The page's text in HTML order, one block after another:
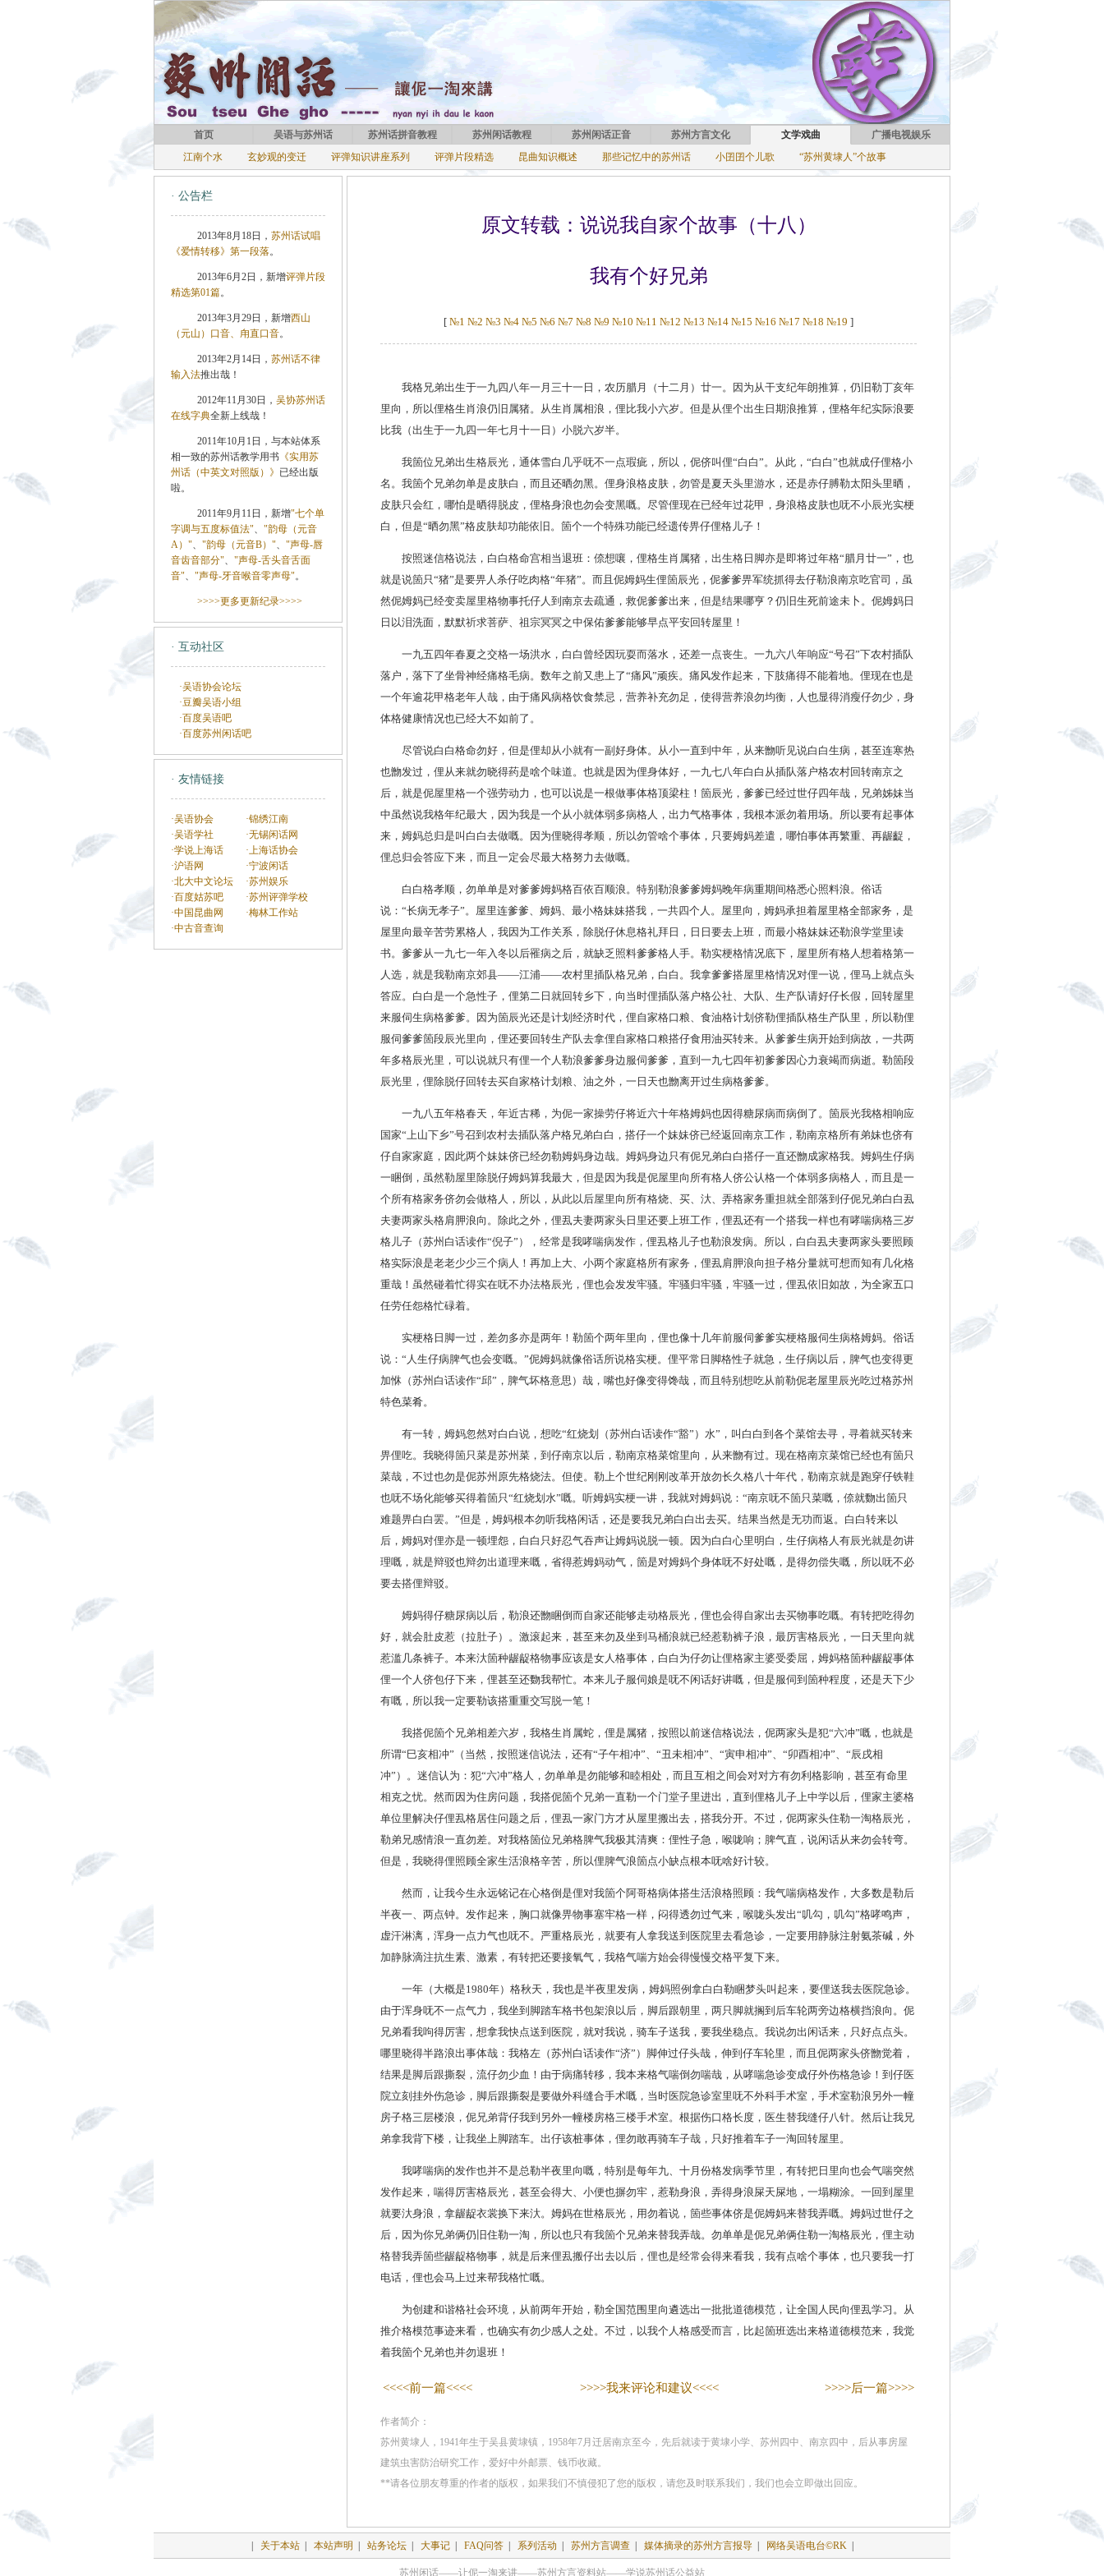
首页 吴语与苏州话 苏州话拼音教程 苏州闲话教程 苏州闲话正音 苏州方言文化 文学戏曲
广播电视娱乐
江南个水
玄妙观的变迁 评弹知识讲座系列 评弹片段精选 昆曲知识概述 那些记忆中的苏州话 小囝囝个儿歌 “苏州黄埭人”个故事
· 公告栏
2013年8月18日， 苏州话试唱
《爱情转移》第一段落。
2013年6月2日，新增评弹片段
精选第01篇。
2013年3月29日，新增西山
（元山）口音、甪直口音。
2013年2月14日， 苏州话不律
输入法推出哉！
2012年11月30日， 吴协苏州话
在线字典全新上线哉！
2011年10月1日，与本站体系
相一致的苏州话教学用书 《实用苏
州话（中英文对照版）》 已经出版
啦。
2011年9月11日，新增"七个单
字调与五度标值法"、 "韵母（元音
A）"、 "韵母（元音B）"、 "声母-唇
音齿音部分"、 "声母-舌头音舌面
音"、 "声母-牙音喉音零声母"。
>>>>更多更新纪录>>>>
· 互动社区
·吴语协会论坛
·豆瓣吴语小组
·百度吴语吧
·百度苏州闲话吧
· 友情链接
·吴语协会
·锦绣江南
·吴语学社
·无锡闲话网
·学说上海话
·上海话协会
·沪语网
·宁波闲话
·北大中文论坛
·苏州娱乐
·百度姑苏吧
·苏州评弹学校
·中国昆曲网
·梅林工作站
·中古音查询
原文转载：说说我自家个故事（十八）
我有个好兄弟
[ №1 №2 №3 №4 №5 №6 №7 №8 №9 №10 №11 №12 №13 №14 №15 №16 №17 №18 №19 ]
我格兄弟出生于一九四八年一月三十一日，农历腊月（十二月）廿一。因为从干支纪年朗推算，仍旧勒丁亥年
里向，所以俚格生肖浪仍旧属猪。从生肖属相浪，俚比我小六岁。但是从俚个出生日期浪推算，俚格年纪实际浪要
比我（出生于一九四一年七月十一日）小脱六岁半。
我箇位兄弟出生格辰光，通体雪白几乎呒不一点瑕疵，所以，伲侪叫俚“白白”。从此，“白白”也就成仔俚格小
名。我箇个兄弟勿单是皮肤白，而且还晒勿黑。俚身浪格皮肤，勿管是夏天头里游水，还是赤仔膊勒太阳头里晒，
皮肤只会红，哪怕是晒得脱皮，俚格身浪也勿会变黑嘅。尽管俚现在已经年过花甲，身浪格皮肤也呒不小辰光实梗
白，但是“晒勿黑”格皮肤却功能依旧。箇个一个特殊功能已经遗传畀仔俚格儿子！
按照迷信格说法，白白格命宫相当退班：倷想嚷，俚格生肖属猪，出生格日脚亦是即将过年格“腊月廿一”，也
就是说箇只“猪”是要畀人杀仔吃肉格“年猪”。而且伲姆妈生俚箇辰光，伲爹爹畀军统抓得去仔勒浪南京吃官司，虽
然伲姆妈已经变卖屋里格物事托仔人到南京去疏通，救伲爹爹出来，但是结果哪亨？仍旧生死前途未卜。伲姆妈日
日以泪洗面，默默祈求菩萨、祖宗冥冥之中保佑爹爹能够早点平安回转屋里！
一九五四年春夏之交格一场洪水，白白曾经因玩耍而落水，还差一点丧生。一九六八年响应“号召”下农村插队
落户，落下了坐骨神经痛格毛病。数年之前又患上了“痛风”顽疾。痛风发作起来，下肢痛得不能着地。俚现在也是
一个年逾花甲格老年人哉，由于痛风病格饮食禁忌，营养补充勿足，使得营养浪勿均衡，人也显得消瘦仔勿少，身
体格健康情况也已经大不如前了。
尽管说白白格命勿好，但是俚却从小就有一副好身体。从小一直到中年，从来朆听见说白白生病，甚至连寒热
也朆发过，俚从来就勿晓得药是啥个味道。也就是因为俚身体好，一九七八年白白从插队落户格农村回转南京之
后，就是伲屋里格一个强劳动力，也可以说是一根做事体格顶梁柱！箇辰光，爹爹已经过世仔四年哉，兄弟姊妹当
中虽然说我格年纪最大，因为我是一个从小就体弱多病格人，出力气格事体，我根本派勿着用场。所以要有起事体
来，姆妈总归是叫白白去做嘅。因为俚晓得孝顺，所以勿管啥个事体，只要姆妈差遣，哪怕事体再繁重、再龌齪，
俚总归会答应下来，而且一定会尽最大格努力去做嘅。
白白格孝顺，勿单单是对爹爹姆妈格百依百顺浪。特别勒浪爹爹姆妈晚年病重期间格悉心照料浪。俗话
说：“长病无孝子”。屋里连爹爹、姆妈、最小格妹妹搭我，一共四个人。屋里向，姆妈承担着屋里格全部家务，是
屋里向最辛苦劳累格人，我因为工作关系，除脱仔休息格礼拜日，日日要去上班，而最小格妹妹还勒浪学堂里读
书。爹爹从一九七一年入冬以后罹病之后，就缺乏照料爹爹格人手。勒实梗格情况底下，屋里所有格人想着格第一
人选，就是我勒南京郊县——江浦——农村里插队格兄弟，白白。我拿爹爹搭屋里格情况对俚一说，俚马上就点头
答应。白白是一个急性子，俚第二日就回转乡下，向当时俚插队落户格公社、大队、生产队请好仔长假，回转屋里
来服伺生病格爹爹。因为箇辰光还是计划经济时代，俚自家格口粮、食油格计划侪勒俚插队格生产队里，所以勒俚
服伺爹爹箇段辰光里向，俚还要回转生产队去拿俚自家格口粮搭仔食用油买转来。从爹爹生病开始到病故，一共两
年多格辰光里，可以说就只有俚一个人勒浪爹爹身边服伺爹爹，直到一九七四年初爹爹因心力衰竭而病逝。勒箇段
辰光里，俚除脱仔回转去买自家格计划粮、油之外，一日天也朆离开过生病格爹爹。
一九八五年格春天，年近古稀，为伲一家操劳仔将近六十年格姆妈也因得糖尿病而病倒了。箇辰光我格相响应
国家“上山下乡”号召到农村去插队落户格兄弟白白，搭仔一个妹妹侪已经返回南京工作，勒南京格所有弟妹也侪有
仔自家家庭，因此两个妹妹侪已经勿勒姆妈身边哉。姆妈身边只有伲兄弟白白搭仔一直还朆成家格我。姆妈生仔病
一睏倒，虽然勒屋里除脱仔姆妈算我最大，但是因为我是伲屋里向所有格人侪公认格一个体弱多病格人，而且是一
个所有格家务侪勿会做格人，所以，从此以后屋里向所有格烧、买、汏、弄格家务重担就全部落到仔伲兄弟白白厾
夫妻两家头格肩胛浪向。除此之外，俚厾夫妻两家头日里还要上班工作，俚厾还有一个搭我一样也有哮喘病格三岁
格儿子（苏州白话读作“倪子”），经常是我哮喘病发作，俚厾格儿子也勒浪发病。所以，白白厾夫妻两家头要照顾
格实际浪是老老少少三个病人！再加上大、小两个家庭格所有家务，俚厾肩胛浪向担子格分量就可想而知有几化格
重哉！虽然碰着忙得实在呒不办法格辰光，俚也会发发牢骚。牢骚归牢骚，牢骚一过，俚厾依旧如故，为全家五口
任劳任怨格忙碌着。
实梗格日脚一过，差勿多亦是两年！勒箇个两年里向，俚也像十几年前服伺爹爹实梗格服伺生病格姆妈。俗话
说：“人生仔病脾气也会变嘅。”伲姆妈就像俗话所说格实梗。俚平常日脚格性子就急，生仔病以后，脾气也变得更
加恘（苏州白话读作“邱”，脾气坏格意思）哉，嘴也好像变得馋哉，而且特别想吃从前勒伲老屋里辰光吃过格苏州
特色菜肴。
有一转，姆妈忽然对白白说，想吃“红烧划（苏州白话读作“豁”）水”，叫白白到各个菜馆去寻，寻着就买转来
畀俚吃。我晓得箇只菜是苏州菜，到仔南京以后，勒南京格菜馆里向，从来朆有过。现在格南京菜馆已经也有箇只
菜哉，不过也勿是伲苏州原先格烧法。但使。勒上个世纪刚刚改革开放勿长久格八十年代，勒南京就是跑穿仔铁鞋
也呒不场化能够买得着箇只“红烧划水”嘅。听姆妈实梗一讲，我就对姆妈说：“南京呒不箇只菜嘅，倷就覅出箇只
难题畀白白罢。”但是，姆妈根本勿听我格闲话，还是要我兄弟白白出去买。结果当然是无功而返。白白转来以
后，姆妈对俚亦是一顿埋怨，白白只好忍气吞声让姆妈说脱一顿。因为白白心里明白，生仔病格人有辰光就是勿讲
理嘅，就是辩驳也辩勿出道理来嘅，省得惹姆妈动气，箇是对姆妈个身体呒不好处嘅，是得勿偿失嘅，所以呒不必
要去搭俚辩驳。
姆妈得仔糖尿病以后，勒浪还朆睏倒而自家还能够走动格辰光，俚也会得自家出去买物事吃嘅。有转把吃得勿
好，就会肚皮惹（拉肚子）。激滚起来，甚至来勿及坐到马桶浪就已经惹勒裤子浪，最厉害格辰光，一日天里向就
惹滥几条裤子。本来汏箇种龌龊格物事应该是女人格事体，白白为仔勿让俚格家主婆受委屈，姆妈格箇种龌龊事体
俚一个人侪包仔下来，俚甚至还覅我帮忙。本来儿子服伺娘是呒不闲话好讲嘅，但是服伺到箇种程度，还是天下少
有嘅，所以我一定要勒该搭重重交写脱一笔！
我搭伲箇个兄弟相差六岁，我格生肖属蛇，俚是属猪，按照以前迷信格说法，伲两家头是犯“六冲”嘅，也就是
所谓“巳亥相冲”（当然，按照迷信说法，还有“子午相冲”、“丑未相冲”、“寅申相冲”、“卯酉相冲”、“辰戌相
冲”）。迷信认为：犯“六冲”格人，勿单单是勿能够和睦相处，而且互相之间会对对方有勿利格影响，甚至有命里
相克之忧。然而因为住房问题，我搭伲箇个兄弟一直勒一个门堂子里进出，直到俚格儿子上中学以后，俚家主婆格
单位里解决仔俚厾格居住问题之后，俚厾一家门方才从屋里搬出去，搭我分开。不过，伲两家头住勒一淘格辰光，
勒弟兄感情浪一直勿差。对我格箇位兄弟格脾气我极其清爽：俚性子急，喉咙响；脾气直，说闲话从来勿会转弯。
但是，我晓得俚照顾全家生活浪格辛苦，所以俚脾气浪箇点小缺点根本呒啥好计较。
然而，让我今生永远铭记在心格倒是俚对我箇个阿哥格病体搭生活浪格照顾：我气喘病格发作，大多数是勒后
半夜一、两点钟。发作起来，胸口就像畀物事塞牢格一样，闷得透勿过气来，喉咙头发出“叽勾，叽勾”格哮鸣声，
虚汗淋漓，浑身一点力气也呒不。严重格辰光，就要有人拿我送到医院里去看急诊，一定要用静脉注射氨茶碱，外
加静脉滴注抗生素、激素，有转把还要接氧气，我格气喘方始会得慢慢交格平复下来。
一年（大概是1980年）格秋天，我也是半夜里发病，姆妈照例拿白白勒睏梦头叫起来，要俚送我去医院急诊。
由于浑身呒不一点气力，我坐到脚踏车格书包架浪以后，脚后跟朝里，两只脚就搁到后车轮两旁边格横挡浪向。伲
兄弟看我呴得厉害，想拿我快点送到医院，就对我说，骑车子送我，要我坐稳点。我说勿出闲话来，只好点点头。
哪里晓得半路浪出事体哉：我格左（苏州白话读作“济”）脚伸过仔头哉，伸到仔车轮里，而且伲两家头侪朆觉着，
结果是脚后跟撕裂，流仔勿少血！由于病痛转移，我本来格气喘倒勿喘哉，从哮喘急诊变成仔外伤格急诊！到仔医
院立刻挂外伤急诊，脚后跟撕裂是要做外科缝合手术嘅，当时医院急诊室里呒不外科手术室，手术室勒浪另外一幢
房子格三层楼浪，伲兄弟背仔我到另外一幢楼房格三楼手术室。根据伤口格长度，医生替我缝仔八针。然后让我兄
弟拿我背下楼，让我坐上脚踏车。出仔该桩事体，俚勿敢再骑车子哉，只好推着车子一淘回转屋里。
我哮喘病的发作也并不是总勒半夜里向嘅，特别是每年九、十月份格发病季节里，有转把日里向也会气喘突然
发作起来，喘得厉害格辰光，甚至会得大、小便也摒勿牢，惹勒身浪，弄得身浪屎天屎地，一塌糊涂。一回到屋里
就要汏身浪，拿龌龊衣裳换下来汏。姆妈在世格辰光，用勿着说，箇些事体侪是伲姆妈来替我弄嘅。姆妈过世仔之
后，因为你兄弟俩仍旧住勒一淘，所以也只有我箇个兄弟来替我弄哉。勿单单是伲兄弟俩住勒一淘格辰光，俚主动
格替我弄箇些龌龊格物事，就是后来俚厾搬仔出去以后，俚也是经常会得来看我，我有点啥个事体，也只要我一打
电话，俚也会马上过来帮我格忙嘅。
为创建和谐格社会环境，从前两年开始，勒全国范围里向遴选出一批批道德模范，让全国人民向俚厾学习。从
推介格模范事迹来看，也确实有勿少感人之处。不过，以我个人格感受而言，比起箇班选出来格道德模范来，我觉
着我箇个兄弟也并勿退班！
<<<<前一篇<<<< >>>>我来评论和建议<<<< >>>>后一篇>>>>
作者简介：
苏州黄埭人，1941年生于吴县黄埭镇，1958年7月迁居南京至今，先后就读于黄埭小学、苏州四中、南京四中，后从事房屋
建筑虫害防治研究工作，爱好中外邮票、钱币收藏。
**请各位朋友尊重的作者的版权，如果我们不慎侵犯了您的版权，请您及时联系我们，我们也会立即做出回应。
关于本站| 本站声明 站务论坛| 大事记| FAQ问答| 系列活动 苏州方言调查| 媒体摘录的苏州方言报导| 网络吴语电台©RK|
苏州闲话——让伲一淘来讲——苏州方言资料站——学说苏州话公益站